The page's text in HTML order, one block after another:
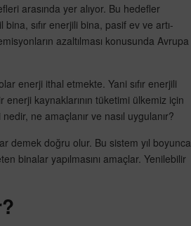
arasında yer alıyor. Bu hedefler
sıfır enerjili bina, pasif ev ve artı-
azaltılması konusunda Avrupa
enerji ithal etmekte. Yani sıfır enerjili
kaynaklarının tüketimi ülkemiz için
ne amaçlanır ve nasıl uygulanır?
demek doğru olur. Bu sistem yıl boyunca
binalar yapılmasını amaçlar. Yenilebilir